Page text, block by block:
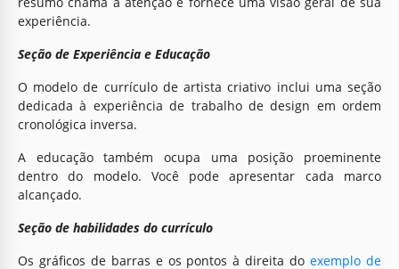
experiência.
Seção de Experiência e Educação
O modelo de currículo de artista criativo inclui uma seção
dedicada à experiência de trabalho de design em ordem
cronológica inversa.
A educação também ocupa uma posição proeminente
dentro do modelo. Você pode apresentar cada marco
alcançado.
Seção de habilidades do currículo
Os gráficos de barras e os pontos à direita doexemplo de